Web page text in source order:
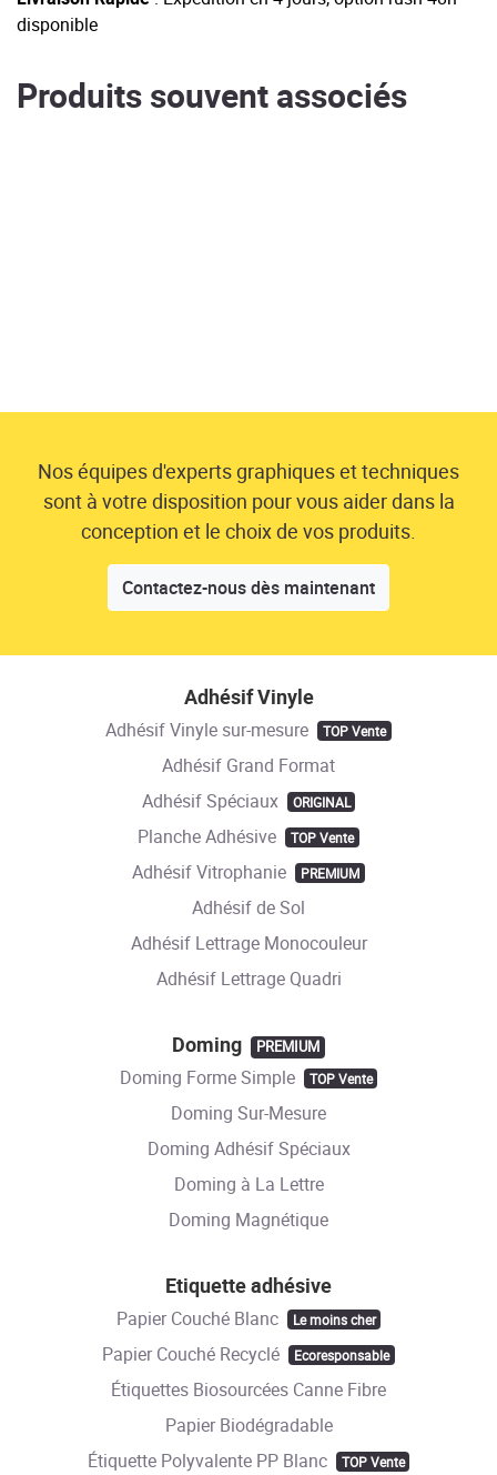
disponible
Produits souvent associés
Nos équipes d'experts graphiques et techniques
sont à votre disposition pour vous aider dans la
conception et le choix de vos produits.
Contactez-nous dès maintenant
Adhésif Vinyle
Adhésif Vinyle sur-mesure TOP Vente
Adhésif Grand Format
Adhésif Spéciaux
ORIGINAL
Planche Adhésive TOP Vente
Adhésif Vitrophanie PREMIUM
Adhésif de Sol
Adhésif Lettrage Monocouleur
Adhésif Lettrage Quadri
Doming PREMIUM
Doming Forme Simple TOP Vente
Doming Sur-Mesure
Doming Adhésif Spéciaux
Doming à La Lettre
Doming Magnétique
Etiquette adhésive
Papier Couché Blanc Le moins cher
Papier Couché Recyclé Ecoresponsable
Étiquettes Biosourcées Canne Fibre
Papier Biodégradable
Étiquette Polyvalente PP Blanc
TOP Vente